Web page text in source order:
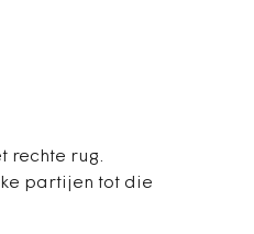
rechte rug.
partijen tot die